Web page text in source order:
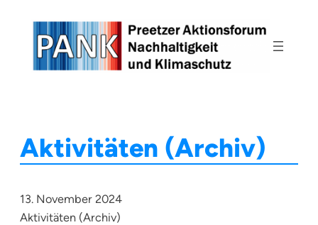
springen
Aktivitäten (Archiv)
13. November 2024
Aktivitäten (Archiv)